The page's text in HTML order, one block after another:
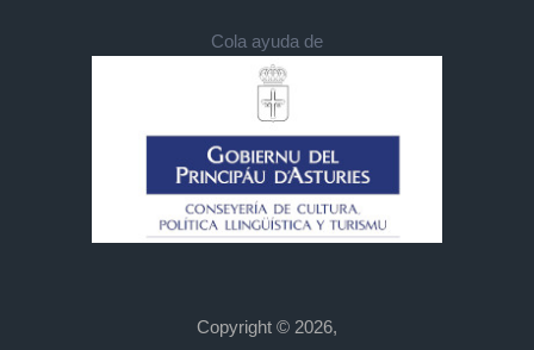
Cola ayuda de
Copyright © 2026,